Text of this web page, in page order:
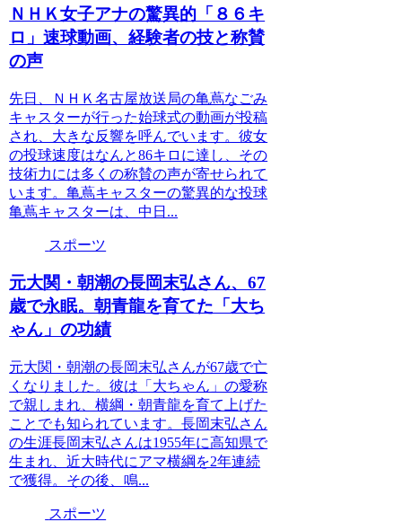
ＮＨＫ女子アナの驚異的「８６キ
ロ」速球動画、経験者の技と称賛
の声
先日、ＮＨＫ名古屋放送局の亀蔦なごみ
キャスターが行った始球式の動画が投稿
され、大きな反響を呼んでいます。彼女
の投球速度はなんと86キロに達し、その
技術力には多くの称賛の声が寄せられて
います。亀蔦キャスターの驚異的な投球
亀蔦キャスターは、中日...
スポーツ
元大関・朝潮の長岡末弘さん、67
歳で永眠。朝青龍を育てた「大ち
ゃん」の功績
元大関・朝潮の長岡末弘さんが67歳で亡
くなりました。彼は「大ちゃん」の愛称
で親しまれ、横綱・朝青龍を育て上げた
ことでも知られています。長岡末弘さん
の生涯長岡末弘さんは1955年に高知県で
生まれ、近大時代にアマ横綱を2年連続
で獲得。その後、鳴...
スポーツ